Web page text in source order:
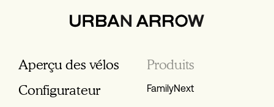
Aperçu des vélos
Configurateur
Produits
FamilyNext